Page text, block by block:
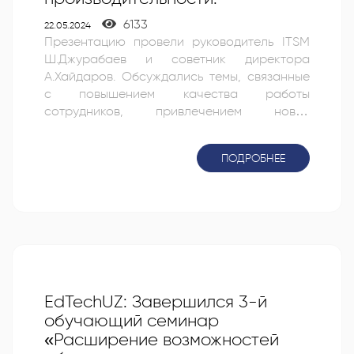
22.05.2024
6133
Презентацию провели руководитель ITSM
Ш.Джурабаев и советник директора
А.Хайдаров. Обсуждались темы, связанные
с повышением качества работы
сотрудников, привлечением новых
расширением направлений деятельности
ПОДРОБНЕЕ
EdTechUZ: Завершился 3-й
обучающий семинар
«Расширение возможностей